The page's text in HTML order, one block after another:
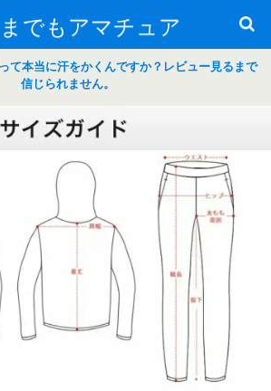
でもアマチュア
て本当に汗をかくんですか？レビュー見るまで
信じられません。